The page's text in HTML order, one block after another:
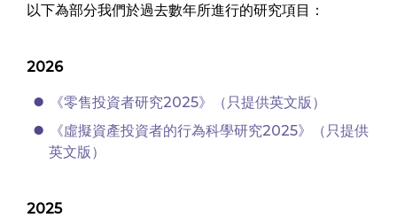
以下為部分我們於過去數年所進行的研究項目：
2026
《零售投資者研究2025》（只提供英文版）
《虛擬資產投資者的行為科學研究2025》（只提供
英文版）
2025